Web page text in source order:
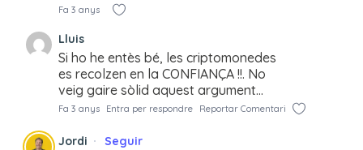
Fa 3 anys
Lluis
Si ho he entès bé, les criptomonedes
es recolzen en la CONFIANÇA !!. No
veig gaire sòlid aquest argument…
Fa 3 anys Entra per respondre Reportar Comentari
Jordi Seguir